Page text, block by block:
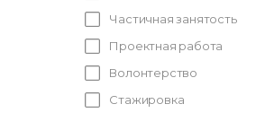
Частичная занятость
Проектная работа
Волонтерство
Стажировка